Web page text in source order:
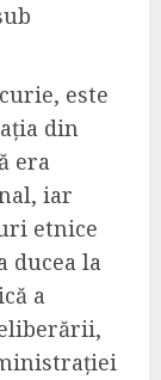
este
din
era
iar
etnice
ducea la
a